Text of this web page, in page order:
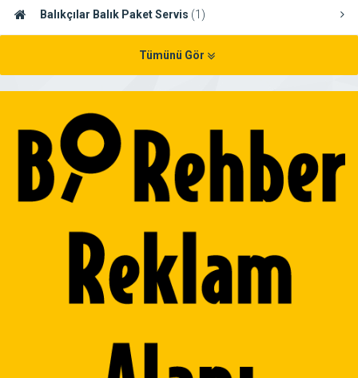
Balıkçılar Balık Paket Servis (1)
Tümünü Gör